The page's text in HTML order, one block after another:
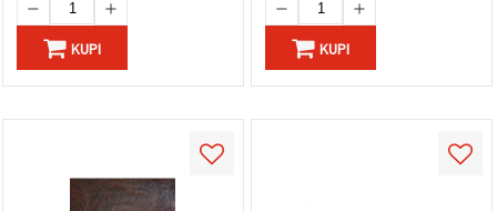
KUPI KUPI